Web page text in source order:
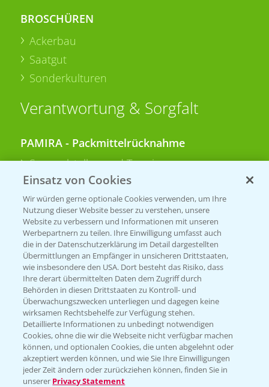
BROSCHÜREN
Ackerbau
Saatgut
Sonderkulturen
Verantwortung & Sorgfalt
PAMIRA - Packmittelrücknahme
Sammelstellen und Termine
PRE - Chemikalien sicher entsorgen
Sammelstellen und Termine
Kontakt & Notfall
Beratung auf WhatsApp
T.+49 (0)174 346 564 1
KONTAKT
Hilfe in Notfällen
Einsatz von Cookies
Wir würden gerne optionale Cookies verwenden, um Ihre
Nutzung dieser Website besser zu verstehen, unsere
Website zu verbessern und Informationen mit unseren
Werbepartnern zu teilen. Ihre Einwilligung umfasst auch
die in der Datenschutzerklärung im Detail dargestellten
Übermittlungen an Empfänger in unsicheren Drittstaaten,
wie insbesondere den USA. Dort besteht das Risiko, dass
Ihre derart übermittelten Daten dem Zugriff durch
Behörden in diesen Drittstaaten zu Kontroll- und
Überwachungszwecken unterliegen und dagegen keine
wirksamen Rechtsbehelfe zur Verfügung stehen.
Detaillierte Informationen zu unbedingt notwendigen
Cookies, ohne die wir die Webseite nicht verfügbar machen
können, und optionalen Cookies, die unten abgelehnt oder
akzeptiert werden können, und wie Sie Ihre Einwilligungen
jeder Zeit ändern oder zurückziehen können, finden Sie in
unserer Privacy Statement